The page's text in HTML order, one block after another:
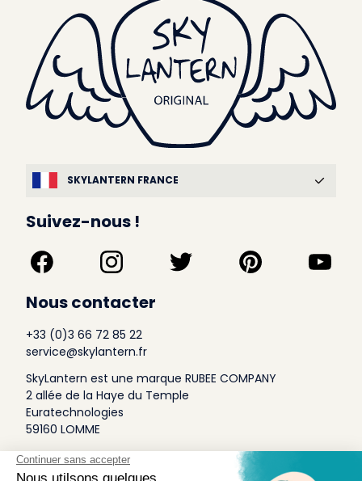
SKYLANTERN FRANCE
Suivez-nous !
Nous contacter
+33 (0)3 66 72 85 22
service@skylantern.fr
SkyLantern est une marque RUBEE COMPANY
2 allée de la Haye du Temple
Euratechnologies
59160 LOMME
A Propos